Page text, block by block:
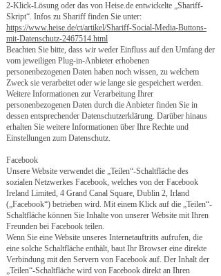
2-Klick-Lösung oder das von Heise.de entwickelte „Shariff-
Skript“. Infos zu Shariff finden Sie unter:
https://www.heise.de/ct/artikel/Shariff-Social-Media-Buttons-
mit-Datenschutz-2467514.html
Beachten Sie bitte, dass wir weder Einfluss auf den Umfang der
vom jeweiligen Plug-in-Anbieter erhobenen
personenbezogenen Daten haben noch wissen, zu welchem
Zweck sie verarbeitet oder wie lange sie gespeichert werden.
Weitere Informationen zur Verarbeitung Ihrer
personenbezogenen Daten durch die Anbieter finden Sie in
dessen entsprechender Datenschutzerklärung. Darüber hinaus
erhalten Sie weitere Informationen über Ihre Rechte und
Einstellungen zum Datenschutz.
Facebook
Unsere Website verwendet die „Teilen“-Schaltfläche des
sozialen Netzwerkes Facebook, welches von der Facebook
Ireland Limited, 4 Grand Canal Square, Dublin 2, Irland
(„Facebook“) betrieben wird. Mit einem Klick auf die „Teilen“-
Schaltfläche können Sie Inhalte von unserer Website mit Ihren
Freunden bei Facebook teilen.
Wenn Sie eine Website unseres Internetauftritts aufrufen, die
eine solche Schaltfläche enthält, baut Ihr Browser eine direkte
Verbindung mit den Servern von Facebook auf. Der Inhalt der
„Teilen“-Schaltfläche wird von Facebook direkt an Ihren